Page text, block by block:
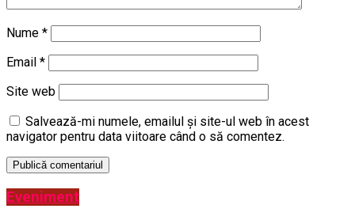
Nume *
Email *
Site web
Salvează-mi numele, emailul și site-ul web în acest
navigator pentru data viitoare când o să comentez.
Eveniment